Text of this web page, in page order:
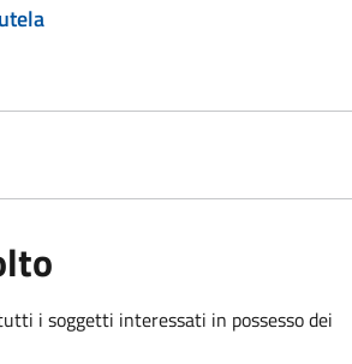
i soggetti interessati in possesso dei